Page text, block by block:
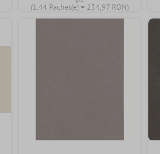
(1.44 Pachet(e) = 234,97 RON)